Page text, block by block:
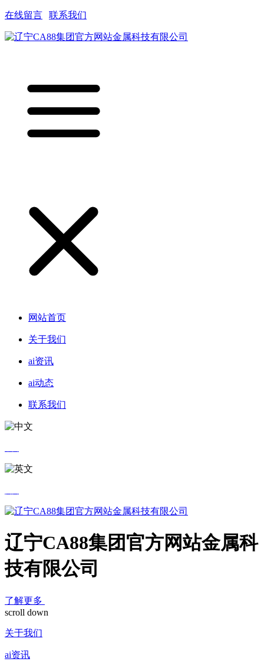
在线留言 联系我们
网站首页
关于我们
ai资讯
ai动态
联系我们
辽宁CA88集团官方网站金属科
技有限公司
了解更多
scroll down
关于我们
ai资讯